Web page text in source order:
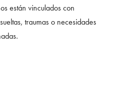
están vinculados con
traumas o necesidades